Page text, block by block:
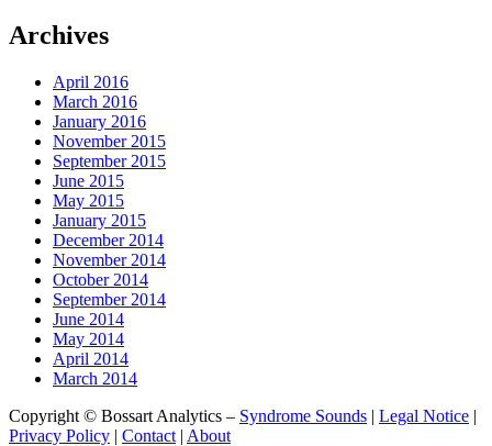
Archives
April 2016
March 2016
January 2016
November 2015
September 2015
June 2015
May 2015
January 2015
December 2014
November 2014
October 2014
September 2014
June 2014
May 2014
April 2014
March 2014
Copyright © Bossart Analytics – Syndrome Sounds | Legal Notice |
Privacy Policy | Contact | About